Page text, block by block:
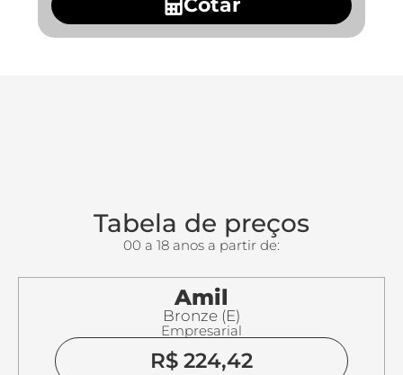
Cotar
Tabela de preços
00 a 18 anos a partir de:
Amil
Bronze (E)
Empresarial
R$ 224,42